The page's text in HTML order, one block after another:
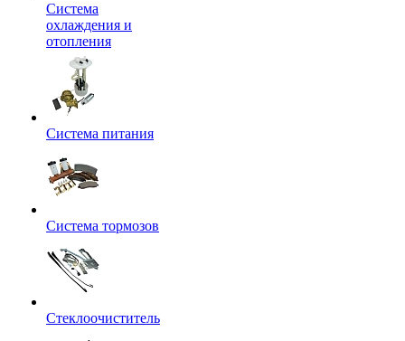
Система
охлаждения и
отопления
Система питания
Система тормозов
Стеклоочиститель